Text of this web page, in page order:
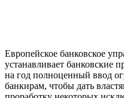
Европейское банковское
устанавливает банковские
на год полноценный ввод
банкирам, чтобы дать